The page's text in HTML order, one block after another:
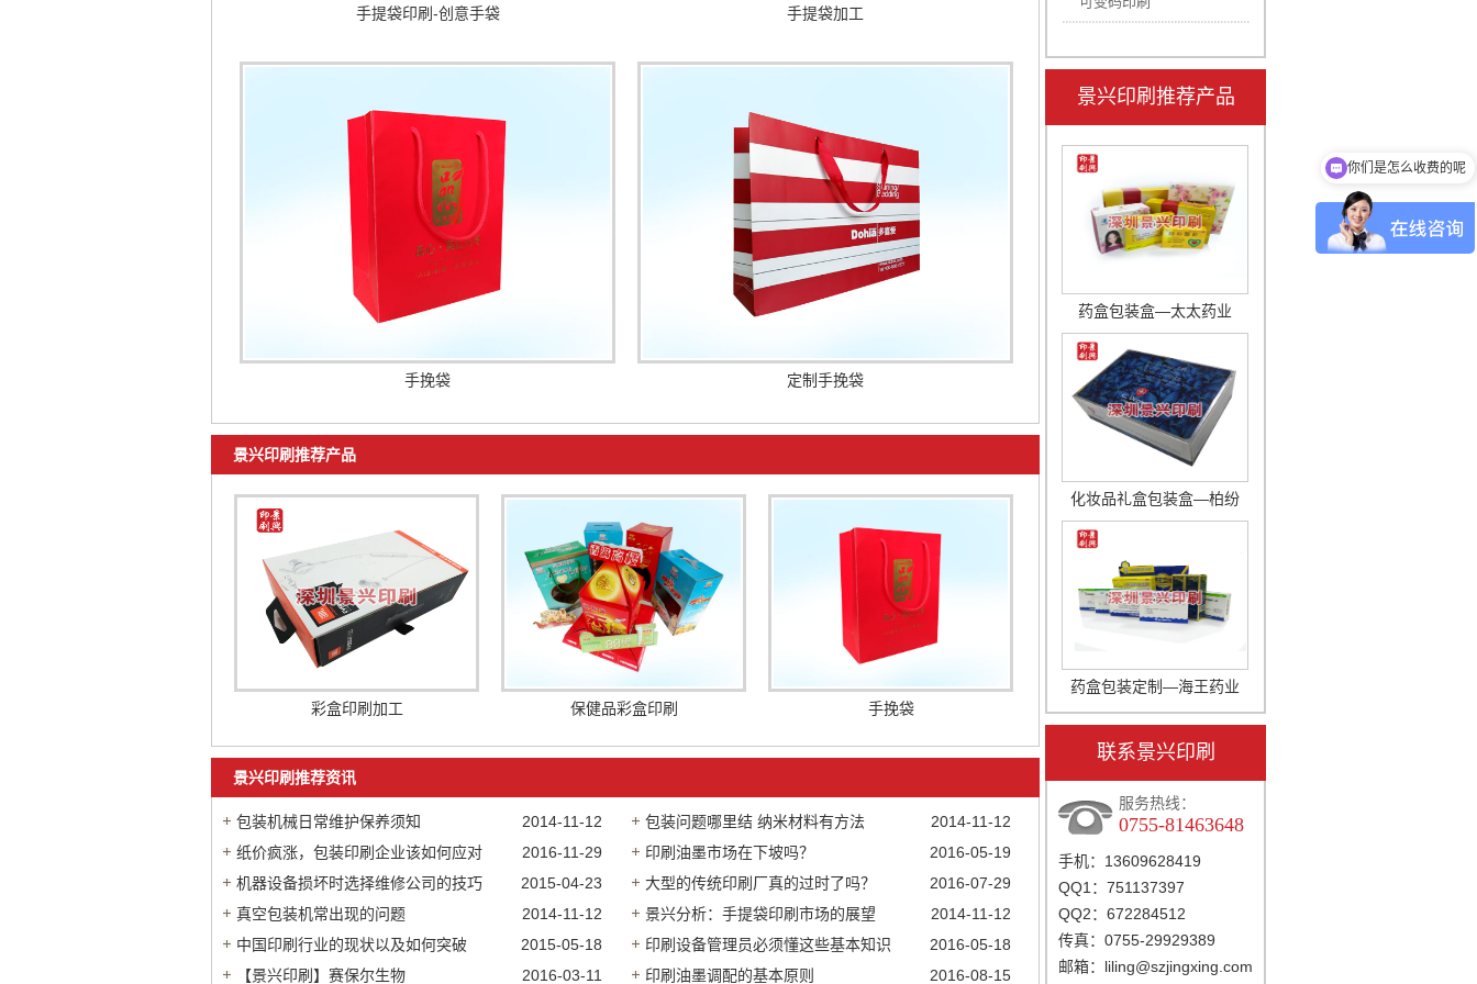
手提袋印刷-创意手袋 手提袋加工
手挽袋 定制手挽袋
景兴印刷推荐产品
彩盒印刷加工 保健品彩盒印刷 手挽袋
景兴印刷推荐资讯
2014-11-12
包装机械日常维护保养须知 2014-11-12
包装问题哪里结 纳米材料有方法
2016-11-29
纸价疯涨，包装印刷企业该如何应对 2016-05-19
印刷油墨市场在下坡吗？
2015-04-23
机器设备损坏时选择维修公司的技巧 2016-07-29
大型的传统印刷厂真的过时了吗？
2014-11-12
真空包装机常出现的问题 2014-11-12
景兴分析：手提袋印刷市场的展望
2015-05-18
中国印刷行业的现状以及如何突破 2016-05-18
印刷设备管理员必须懂这些基本知识
2016-03-11
【景兴印刷】赛保尔生物 2016-08-15
印刷油墨调配的基本原则
景兴印刷推荐产品
药盒包装盒—太太药业
化妆品礼盒包装盒—柏纷
药盒包装定制—海王药业
联系景兴印刷
服务热线：
0755-81463648
手机：13609628419
QQ1：751137397
QQ2：672284512
传真：0755-29929389
邮箱： liling@szjingxing.com
你们是怎么收费的呢